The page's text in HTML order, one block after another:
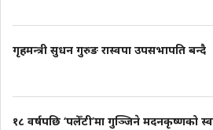
गृहमन्त्री सुधन गुरुङ रास्वपा उपसभापति बन्दै
१८ वर्षपछि ‘पलेँटी’मा गुञ्जिने मदनकृष्णको